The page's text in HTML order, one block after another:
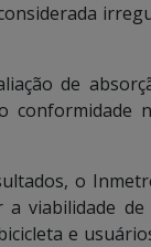
de
conformidade
o
viabilidade
e